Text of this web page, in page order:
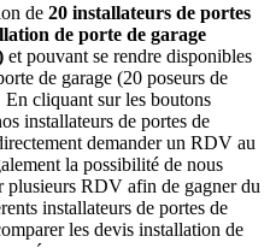
de 20 installateurs de portes
de porte de garage
et pouvant se rendre disponibles
de garage (20 poseurs de
En cliquant sur les boutons
installateurs de portes de
demander un RDV au
la possibilité de nous
plusieurs RDV afin de gagner du
installateurs de portes de
les devis installation de